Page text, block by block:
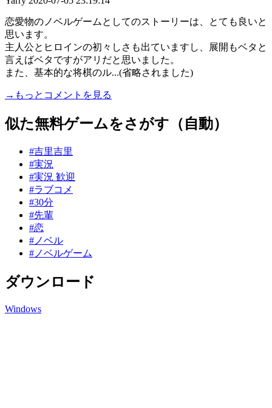
恋愛物のノベルゲームとしてのストーリーは、とても良いと
思います。
主人公とヒロインの初々しさも出ていますし、展開もベタと
言えばベタですがアリだと思いました。
また、基本的な将棋のル...(省略されました)
→もっとコメントを見る
似た無料ゲームをさがす（自動）
#吉里吉里
#実況
#実況 歓迎
#ラブコメ
#30分
#先輩
#恋
#ノベル
#ノベルゲーム
ダウンロード
Windows